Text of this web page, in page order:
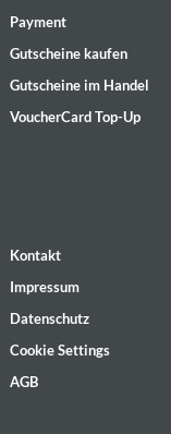
Payment
Gutscheine kaufen
Gutscheine im Handel
VoucherCard Top-Up
Kontakt
Impressum
Datenschutz
Cookie Settings
AGB